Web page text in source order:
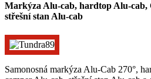
Markýza Alu-cab, hardtop Alu-cab,
střešní stan Alu-cab
Samonosná markýza Alu-Cab 270°,